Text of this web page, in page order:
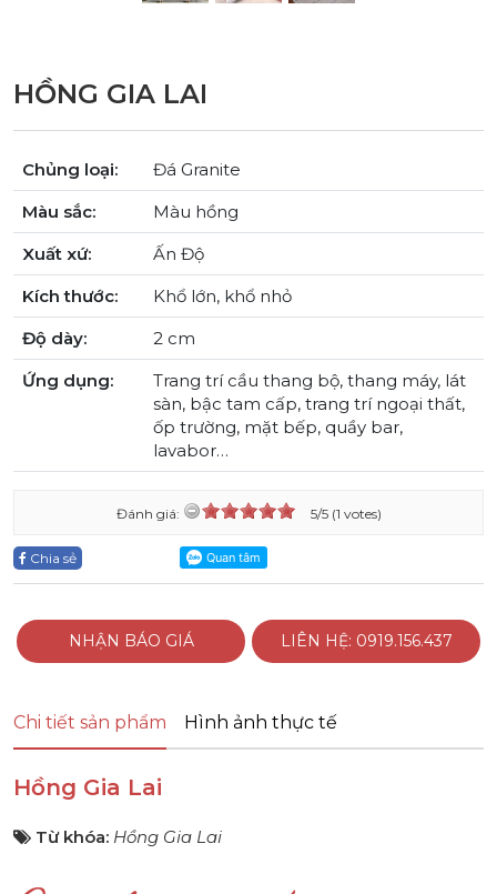
HỒNG GIA LAI
Chủng loại:
Đá Granite
Màu sắc:
Màu hồng
Xuất xứ:
Ấn Độ
Kích thước:
Khổ lớn, khổ nhỏ
Độ dày:
2 cm
Ứng dụng:
Trang trí cầu thang bộ, thang máy, lát
sàn, bậc tam cấp, trang trí ngoại thất,
ốp trường, mặt bếp, quầy bar,
lavabor…
Đánh giá: 5/5 (1 votes)
Chia sẻ
NHẬN BÁO GIÁ LIÊN HỆ: 0919.156.437
Chi tiết sản phẩm Hình ảnh thực tế
Hồng Gia Lai
Từ khóa: Hồng Gia Lai